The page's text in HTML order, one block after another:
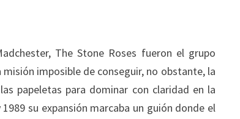
The Stone Roses fueron el grupo
imposible de conseguir, no obstante, la
papeletas para dominar con claridad en la
su expansión marcaba un guión donde el